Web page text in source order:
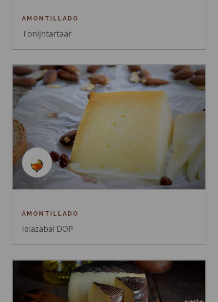
AMONTILLADO
Tonijntartaar
AMONTILLADO
Idiazabal DOP